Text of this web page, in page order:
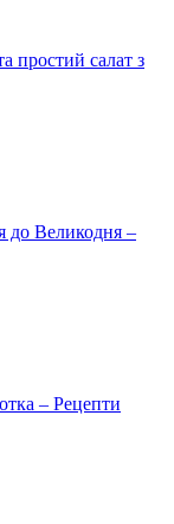
салат з
до Великодня –
– Рецепти